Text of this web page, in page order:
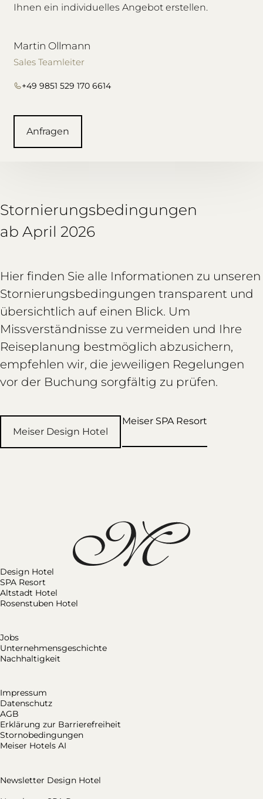
Ihnen ein individuelles Angebot erstellen.
Martin Ollmann
Sales Teamleiter
+49 9851 529 170 6614
Anfragen
Stornierungsbedingungen
ab April 2026
Hier finden Sie alle Informationen zu unseren
Stornierungsbedingungen transparent und
übersichtlich auf einen Blick. Um
Missverständnisse zu vermeiden und Ihre
Reiseplanung bestmöglich abzusichern,
empfehlen wir, die jeweiligen Regelungen
vor der Buchung sorgfältig zu prüfen.
Meiser Design Hotel
Meiser SPA Resort
Design Hotel
SPA Resort
Altstadt Hotel
Rosenstuben Hotel
Jobs
Unternehmensgeschichte
Nachhaltigkeit
Impressum
Datenschutz
AGB
Erklärung zur Barrierefreiheit
Stornobedingungen
Meiser Hotels AI
Newsletter Design Hotel